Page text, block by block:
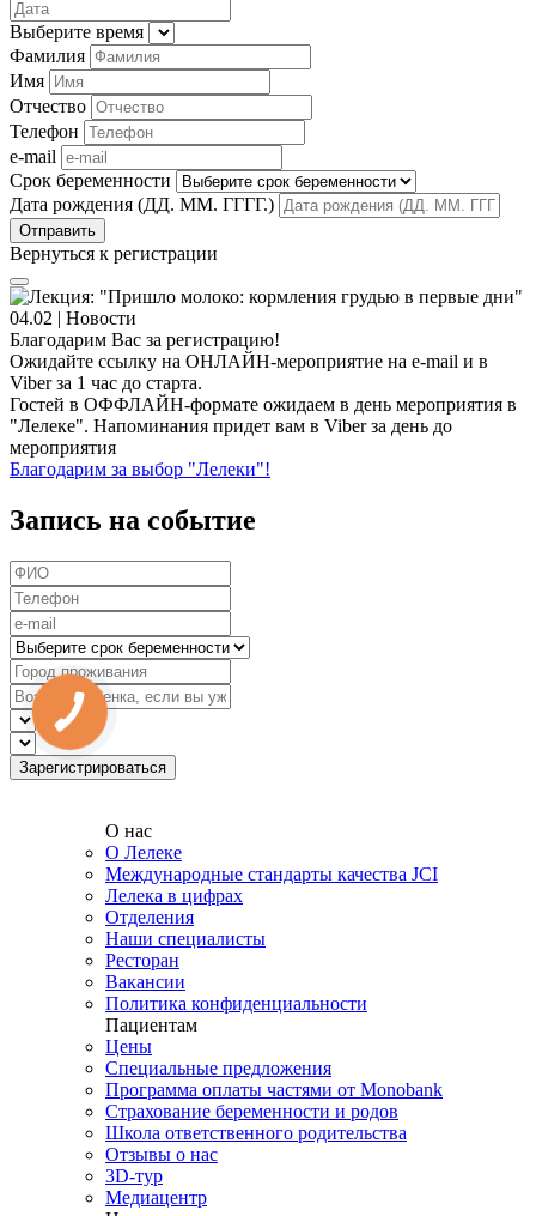
Выберите время
Фамилия
Имя
Отчество
Телефон
e-mail
Срок беременности
Дата рождения (ДД. ММ. ГГГГ.)
Вернуться к регистрации
Благодарим Вас за регистрацию!
Ожидайте ссылку на ОНЛАЙН-мероприятие на e-mail и в
Viber за 1 час до старта.
Гостей в ОФФЛАЙН-формате ожидаем в день мероприятия в
"Лелеке". Напоминания придет вам в Viber за день до
мероприятия
Благодарим за выбор "Лелеки"!
Запись на событие
О нас
О Лелеке
Международные стандарты качества JCI
Лелека в цифрах
Отделения
Наши специалисты
Ресторан
Вакансии
Политика конфиденциальности
Пациентам
Цены
Специальные предложения
Программа оплаты частями от Monobank
Страхование беременности и родов
Школа ответственного родительства
Отзывы о нас
3D-тур
Медиацентр